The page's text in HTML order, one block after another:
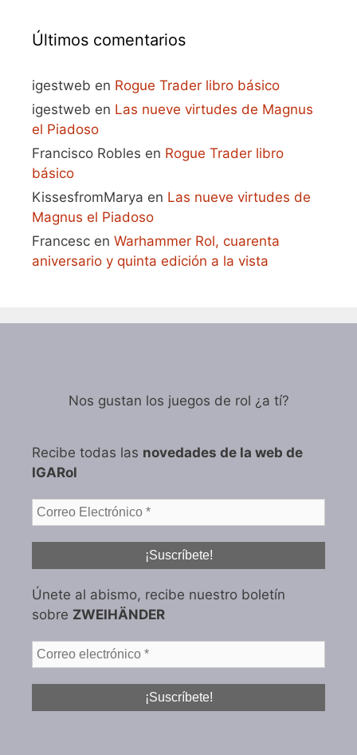
Últimos comentarios
igestweb en Rogue Trader libro básico
igestweb en Las nueve virtudes de Magnus
el Piadoso
Francisco Robles en Rogue Trader libro
básico
KissesfromMarya en Las nueve virtudes de
Magnus el Piadoso
Francesc en Warhammer Rol, cuarenta
aniversario y quinta edición a la vista
Nos gustan los juegos de rol ¿a tí?
Recibe todas las novedades de la web de
IGARol
Únete al abismo, recibe nuestro boletín
sobre ZWEIHÄNDER